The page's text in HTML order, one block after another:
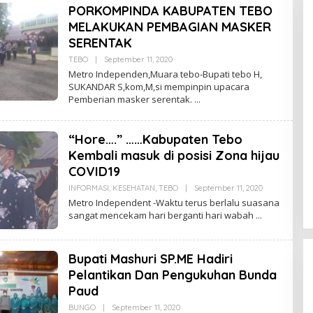
PORKOMPINDA KABUPATEN TEBO
MELAKUKAN PEMBAGIAN MASKER
SERENTAK
TEBO | September 11, 2020O
E
H
U
K
E
P
K
Metro Independen,Muara tebo-Bupati tebo H,
SUKANDAR S,kom,M,si mempinpin upacara
Pemberian masker serentak.
“Hore….” ……Kabupaten Tebo
Kembali masuk di posisi Zona hijau
COVID19
INFORMASI KESEHATAN TEBO | September 11, 2020O
E
E
Metro Independent -Waktu terus berlalu suasana
sangat mencekam hari berganti hari wabah
Bupati Mashuri SP.ME Hadiri
Pelantikan Dan Pengukuhan Bunda
Paud
BUNGO | September 11, 2020O